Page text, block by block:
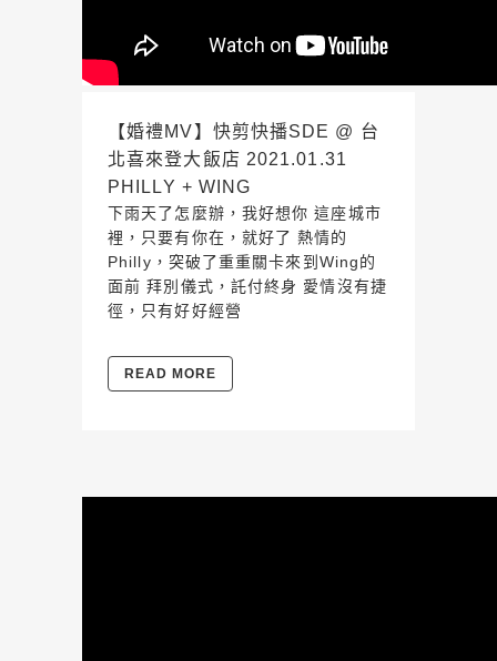
【婚禮MV】快剪快播SDE @ 台
北喜來登大飯店 2021.01.31
PHILLY + WING
下雨天了怎麼辦，我好想你 這座城市
裡，只要有你在，就好了 熱情的
Philly，突破了重重關卡來到Wing的
面前 拜別儀式，託付終身 愛情沒有捷
徑，只有好好經營
READ MORE